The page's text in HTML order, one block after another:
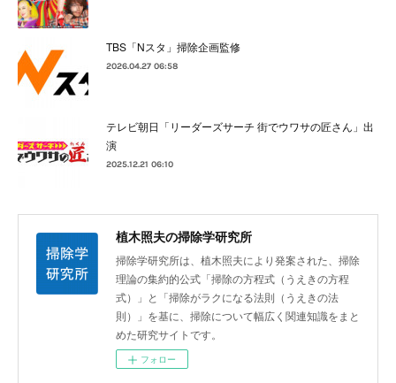
TBS「Nスタ」掃除企画監修
2026.04.27 06:58
テレビ朝日「リーダーズサーチ 街でウワサの匠さん」出
演
2025.12.21 06:10
植木照夫の掃除学研究所
掃除学研究所は、植木照夫により発案された、掃除
理論の集約的公式「掃除の方程式（うえきの方程
式）」と「掃除がラクになる法則（うえきの法
則）」を基に、掃除について幅広く関連知識をまと
めた研究サイトです。
フォロー